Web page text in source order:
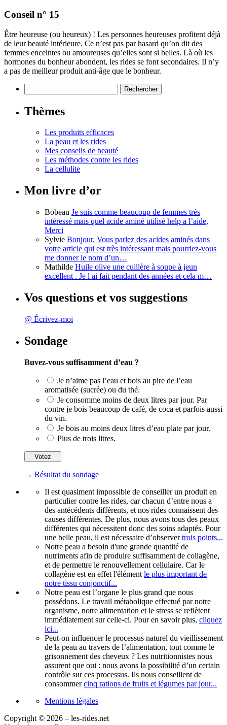
Conseil n° 15
Être heureuse (ou heureux) ! Les personnes heureuses profitent déjà
de leur beauté intérieure. Ce n’est pas par hasard qu’on dit des
femmes enceintes ou amoureuses qu’elles sont si belles. Là où les
hormones du bonheur abondent, les rides se font secondaires. Il n’y
a pas de meilleur produit anti-âge que le bonheur.
Thèmes
Les produits efficaces
La peau et les rides
Mes conseils de beauté
Les méthodes contre les rides
La cellulite
Mon livre d’or
Bobeau Je suis comme beaucoup de femmes très
intéressé mais quel acide aminé utilisé help a l’aide,
Merci
Sylvie Bonjour, Vous parlez des acides aminés dans
votre article qui est très intéressant mais pourriez-vous
me donner le nom d’un…
Mathilde Huile olive une cuillère à soupe à jeun
excellent . Je l ai fait pendant des années et cela m…
Vos questions et vos suggestions
@ Écrivez-moi
Sondage
Buvez-vous suffisamment d’eau ?
Je n’aime pas l’eau et bois au pire de l’eau
aromatisée (sucrée) ou du thé.
Je consomme moins de deux litres par jour. Par
contre je bois beaucoup de café, de coca et parfois aussi
du vin.
Je bois au moins deux litres d’eau plate par jour.
Plus de trois litres.
→ Résultat du sondage
Il est quasiment impossible de conseiller un produit en
particulier contre les rides, car chacun d’entre nous a
des antécédents différents, et nos rides connaissent des
causes différentes. De plus, nous avons tous des peaux
différentes qui nécessitent donc des soins adaptés. Pour
une belle peau, il est nécessaire d’observertrois points...
Notre peau a besoin d'une grande quantité de
nutriments afin de produire suffisamment de collagène,
et de permettre le renouvellement cellulaire. Car le
collagène est en effet l'élément le plus important de
notre tissu conjonctif...
Notre peau est l’organe le plus grand que nous
possédons. Le travail métabolique effectué par notre
organisme, notre alimentation et le stress se reflètent
immédiatement sur celle-ci. Pour en savoir plus, cliquez
ici...
Peut-on influencer le processus naturel du vieillissement
de la peau au travers de l’alimentation, tout comme le
grisonnement des cheveux ? Les nutritionnistes nous
assurent que oui : nous avons la possibilité d’un certain
contrôle sur ces processus. Ils nous conseillent de
consommercinq rations de fruits et légumes par jour...
Mentions légales
Copyright © 2026 – les-rides.net